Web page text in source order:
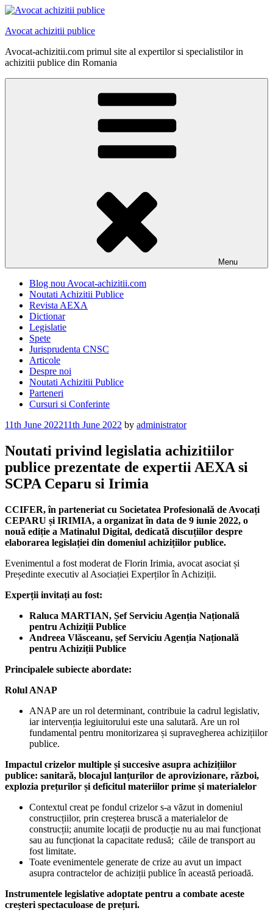
Skip
content
Avocat achizitii publice
Avocat-achizitii.com primul site al expertilor si specialistilor in
achizitii publice din Romania
Menu
Blog nou Avocat-achizitii.com
Noutati Achizitii Publice
Revista AEXA
Dictionar
Legislatie
Spete
Jurisprudenta CNSC
Articole
Despre noi
Noutati Achizitii Publice
Parteneri
Cursuri si Conferinte
Posted
11th June 202211th June 2022 by administrator
Noutati privind legislatia achizitiilor
publice prezentate de expertii AEXA si
SCPA Ceparu si Irimia
CCIFER, în parteneriat cu Societatea Profesională de Avocați
CEPARU și IRIMIA, a organizat în data de 9 iunie 2022, o
nouă ediție a Matinalul Digital, dedicată discuțiilor despre
elaborarea legislației din domeniul achizițiilor publice.
Evenimentul a fost moderat de Florin Irimia, avocat asociat și
Președinte executiv al Asociației Experților în Achiziții.
Experții invitați au fost:
Raluca MARTIAN, Șef Serviciu Agenția Națională
pentru Achiziții Publice
Andreea Vlăsceanu, șef Serviciu Agenția Națională
pentru Achiziții Publice
Principalele subiecte abordate:
Rolul ANAP
ANAP are un rol determinant, contribuie la cadrul legislativ,
iar intervenția legiuitorului este una salutară. Are un rol
fundamental pentru monitorizarea și supravegherea achizițiilor
publice.
Impactul crizelor multiple și succesive asupra achizițiilor
publice: sanitară, blocajul lanțurilor de aprovizionare, război,
explozia prețurilor și deficitul materiilor prime și materialelor
Contextul creat pe fondul crizelor s-a văzut in domeniul
construcțiilor, prin creșterea bruscă a materialelor de
construcții; anumite locații de producție nu au mai funcționat
sau au funcționat la capacitate redusă; căile de transport au
fost limitate.
Toate evenimentele generate de crize au avut un impact
asupra contractelor de achiziții publice în această perioadă.
Instrumentele legislative adoptate pentru a combate aceste
creșteri spectaculoase de prețuri.